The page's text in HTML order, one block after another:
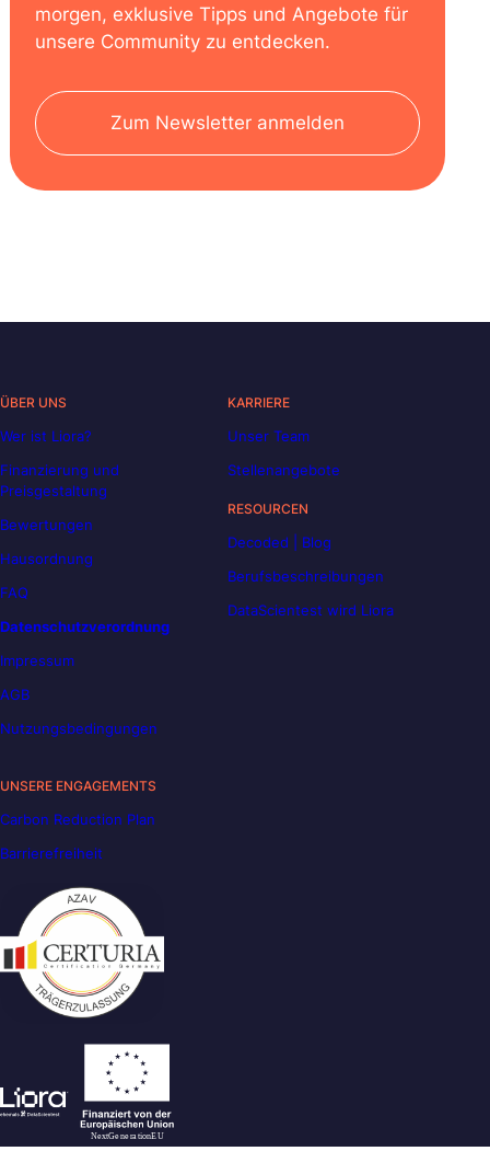
morgen, exklusive Tipps und Angebote für
unsere Community zu entdecken.
Zum Newsletter anmelden
ÜBER UNS
Wer ist Liora?
Finanzierung und
Preisgestaltung
Bewertungen
Hausordnung
FAQ
Datenschutzverordnung
Impressum
AGB
Nutzungsbedingungen
KARRIERE
Unser Team
Stellenangebote
RESOURCEN
Decoded | Blog
Berufsbeschreibungen
DataScientest wird Liora
UNSERE ENGAGEMENTS
Carbon Reduction Plan
Barrierefreiheit